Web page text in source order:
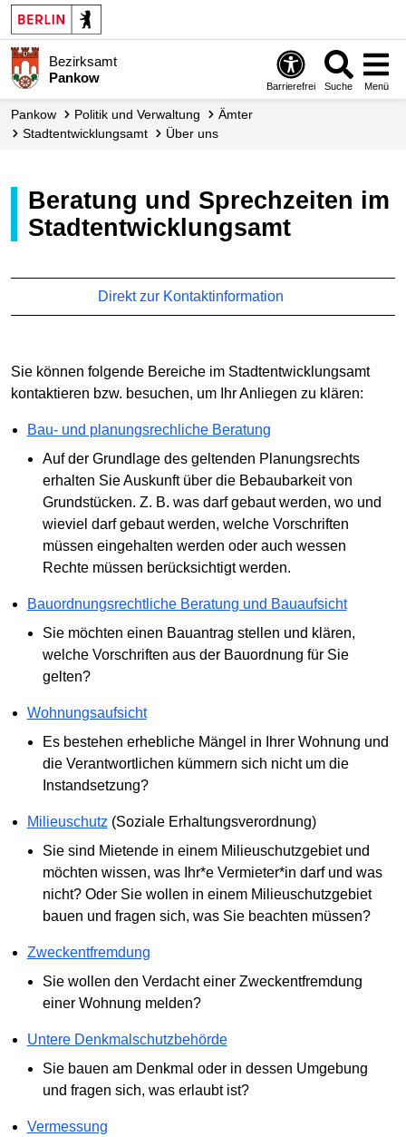
Bezirksamt
Pankow
Barrierefrei Suche Menü
Pankow Politik und Verwaltung
Ämter
Stadt­entwicklungs­amt
Über uns
Beratung und Sprechzeiten im
Stadtentwicklungsamt
Direkt zur Kontaktinformation
Sie können folgende Bereiche im Stadtentwicklungsamt
kontaktieren bzw. besuchen, um Ihr Anliegen zu klären:
Bau- und planungsrechliche Beratung
Auf der Grundlage des geltenden Planungsrechts
erhalten Sie Auskunft über die Bebaubarkeit von
Grundstücken. Z. B. was darf gebaut werden, wo und
wieviel darf gebaut werden, welche Vorschriften
müssen eingehalten werden oder auch wessen
Rechte müssen berücksichtigt werden.
Bauordnungsrechtliche Beratung und Bauaufsicht
Sie möchten einen Bauantrag stellen und klären,
welche Vorschriften aus der Bauordnung für Sie
gelten?
Wohnungsaufsicht
Es bestehen erhebliche Mängel in Ihrer Wohnung und
die Verantwortlichen kümmern sich nicht um die
Instandsetzung?
Milieuschutz (Soziale Erhaltungsverordnung)
Sie sind Mietende in einem Milieuschutzgebiet und
möchten wissen, was Ihr*e Vermieter*in darf und was
nicht? Oder Sie wollen in einem Milieuschutzgebiet
bauen und fragen sich, was Sie beachten müssen?
Zweckentfremdung
Sie wollen den Verdacht einer Zweckentfremdung
einer Wohnung melden?
Untere Denkmalschutzbehörde
Sie bauen am Denkmal oder in dessen Umgebung
und fragen sich, was erlaubt ist?
Vermessung